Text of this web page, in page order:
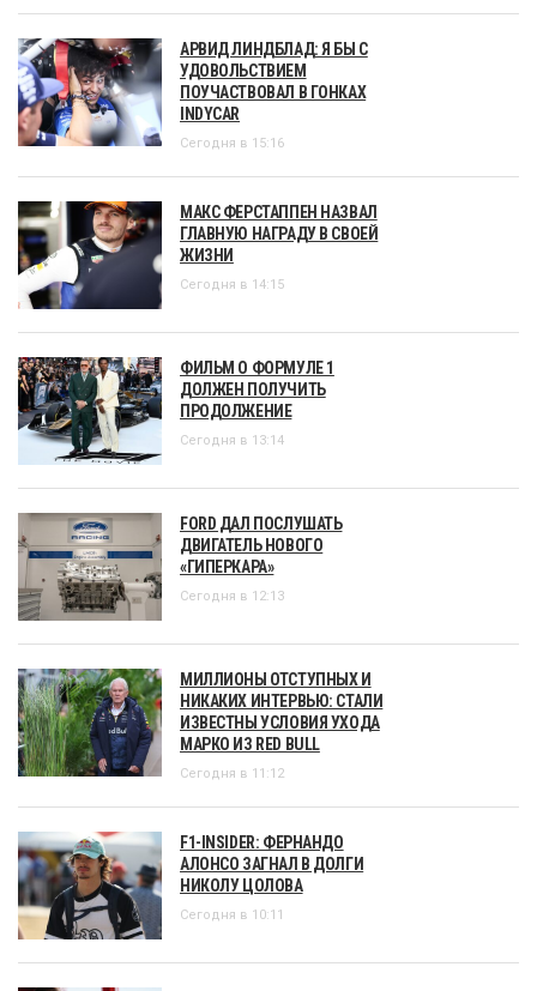
АРВИД ЛИНДБЛАД: Я БЫ С
УДОВОЛЬСТВИЕМ
ПОУЧАСТВОВАЛ В ГОНКАХ
INDYCAR
Сегодня в 15:16
МАКС ФЕРСТАППЕН НАЗВАЛ
ГЛАВНУЮ НАГРАДУ В СВОЕЙ
ЖИЗНИ
Сегодня в 14:15
ФИЛЬМ О ФОРМУЛЕ 1
ДОЛЖЕН ПОЛУЧИТЬ
ПРОДОЛЖЕНИЕ
Сегодня в 13:14
FORD ДАЛ ПОСЛУШАТЬ
ДВИГАТЕЛЬ НОВОГО
«ГИПЕРКАРА»
Сегодня в 12:13
МИЛЛИОНЫ ОТСТУПНЫХ И
НИКАКИХ ИНТЕРВЬЮ: СТАЛИ
ИЗВЕСТНЫ УСЛОВИЯ УХОДА
МАРКО ИЗ RED BULL
Сегодня в 11:12
F1-INSIDER: ФЕРНАНДО
АЛОНСО ЗАГНАЛ В ДОЛГИ
НИКОЛУ ЦОЛОВА
Сегодня в 10:11